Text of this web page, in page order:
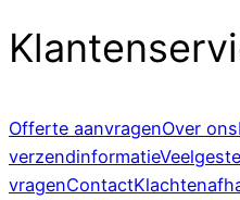
Offerte aanvragenOver ons
verzendinformatie
vragenContact